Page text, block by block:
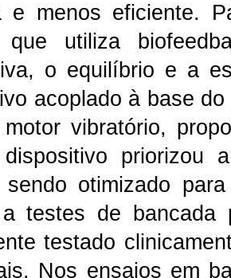
e menos eficiente.
que utiliza
o equilíbrio e a
acoplado à base
vibratório,
priorizou
sendo otimizado
a testes de
testado
Nos ensaios em